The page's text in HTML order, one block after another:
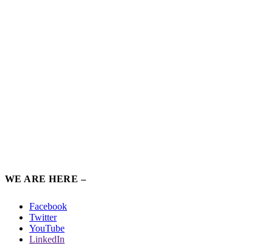
WE ARE HERE –
Facebook
Twitter
YouTube
LinkedIn